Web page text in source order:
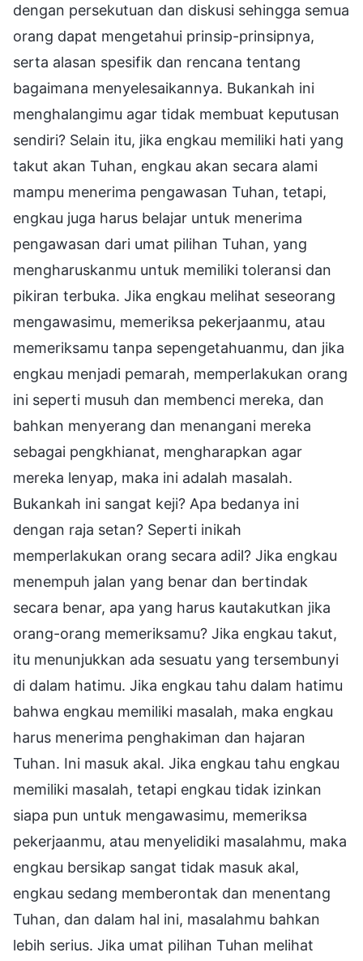
dengan persekutuan dan diskusi sehingga semua
orang dapat mengetahui prinsip-prinsipnya,
serta alasan spesifik dan rencana tentang
bagaimana menyelesaikannya. Bukankah ini
menghalangimu agar tidak membuat keputusan
sendiri? Selain itu, jika engkau memiliki hati yang
takut akan Tuhan, engkau akan secara alami
mampu menerima pengawasan Tuhan, tetapi,
engkau juga harus belajar untuk menerima
pengawasan dari umat pilihan Tuhan, yang
mengharuskanmu untuk memiliki toleransi dan
pikiran terbuka. Jika engkau melihat seseorang
mengawasimu, memeriksa pekerjaanmu, atau
memeriksamu tanpa sepengetahuanmu, dan jika
engkau menjadi pemarah, memperlakukan orang
ini seperti musuh dan membenci mereka, dan
bahkan menyerang dan menangani mereka
sebagai pengkhianat, mengharapkan agar
mereka lenyap, maka ini adalah masalah.
Bukankah ini sangat keji? Apa bedanya ini
dengan raja setan? Seperti inikah
memperlakukan orang secara adil? Jika engkau
menempuh jalan yang benar dan bertindak
secara benar, apa yang harus kautakutkan jika
orang-orang memeriksamu? Jika engkau takut,
itu menunjukkan ada sesuatu yang tersembunyi
di dalam hatimu. Jika engkau tahu dalam hatimu
bahwa engkau memiliki masalah, maka engkau
harus menerima penghakiman dan hajaran
Tuhan. Ini masuk akal. Jika engkau tahu engkau
memiliki masalah, tetapi engkau tidak izinkan
siapa pun untuk mengawasimu, memeriksa
pekerjaanmu, atau menyelidiki masalahmu, maka
engkau bersikap sangat tidak masuk akal,
engkau sedang memberontak dan menentang
Tuhan, dan dalam hal ini, masalahmu bahkan
lebih serius. Jika umat pilihan Tuhan melihat